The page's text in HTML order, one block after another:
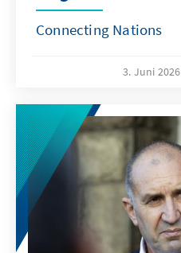
Connecting Nations
3. Juni 2026